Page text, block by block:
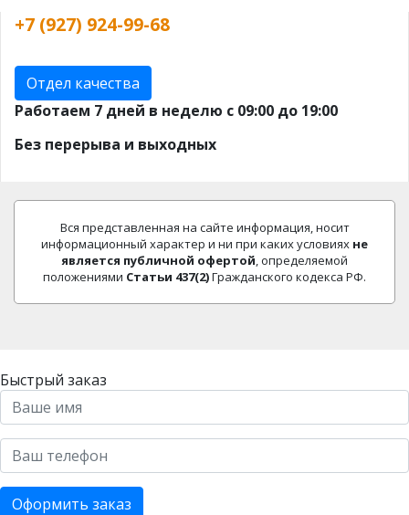
+7 (927) 924-99-68
Отдел качества
Работаем 7 дней в неделю с 09:00 до 19:00
Без перерыва и выходных
Вся представленная на сайте информация, носит
информационный характер и ни при каких условиях не
является публичной офертой, определяемой
положениями Статьи 437(2)Гражданского кодекса РФ.
Быстрый заказ
Оформить заказ